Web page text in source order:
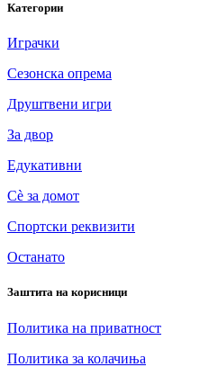
Категории
Играчки
Сезонска опрема
Друштвени игри
За двор
Едукативни
Сè за домот
Спортски реквизити
Останато
Заштита на корисници
Политика на приватност
Политика за колачиња